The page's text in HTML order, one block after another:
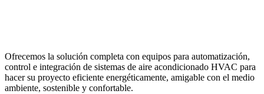
Ofrecemos la solución completa con equipos para automatización,
control e integración de sistemas de aire acondicionado HVAC para
hacer su proyecto eficiente energéticamente, amigable con el medio
ambiente, sostenible y confortable.